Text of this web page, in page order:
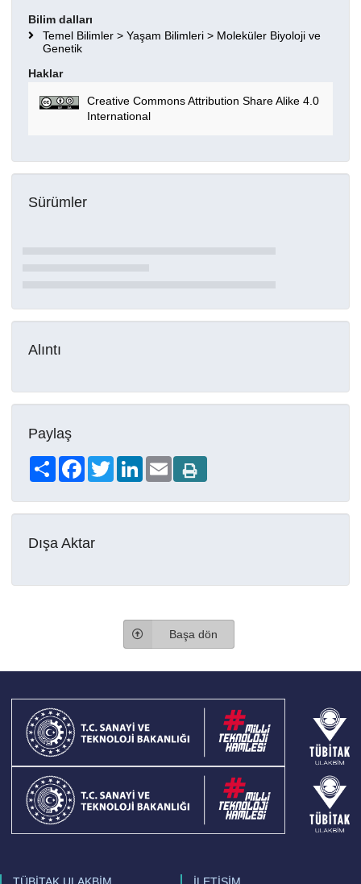
Bilim dalları
Temel Bilimler > Yaşam Bilimleri > Moleküler Biyoloji ve
Genetik
Haklar
Creative Commons Attribution Share Alike 4.0
International
Sürümler
Alıntı
Paylaş
Share FacebookTwitterLinkedIn
Email
Dışa Aktar
Başa dön